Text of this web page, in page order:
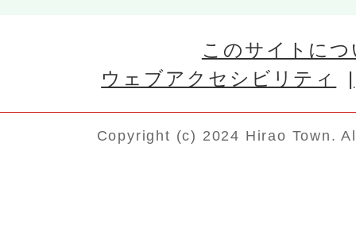
このサイトに
ウェブアクセシビリティ
Copyright (c) 2024 Hirao Town.